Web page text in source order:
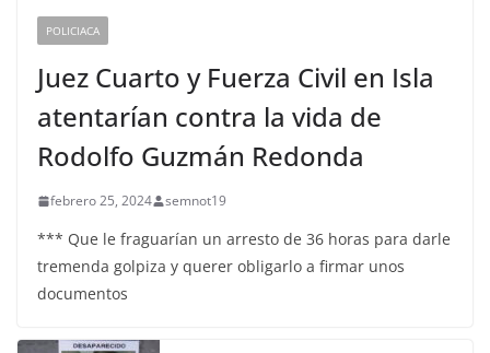
POLICIACA
Juez Cuarto y Fuerza Civil en Isla
atentarían contra la vida de
Rodolfo Guzmán Redonda
febrero 25, 2024 semnot19
*** Que le fraguarían un arresto de 36 horas para darle
tremenda golpiza y querer obligarlo a firmar unos
documentos